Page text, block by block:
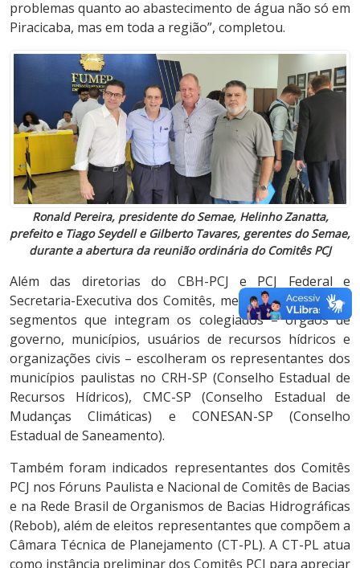
problemas quanto ao abastecimento de água não só em
Piracicaba, mas em toda a região”, completou.
Ronald Pereira, presidente do Semae, Helinho Zanatta,
prefeito e Tiago Seydell e Gilberto Tavares, gerentes do Semae,
durante a abertura da reunião ordinária do Comitês PCJ
Além das diretorias do CBH-PCJ e PCJ Federal e
Secretaria-Executiva dos Comitês, membros dos quatro
segmentos que integram os colegiados – órgãos de
governo, municípios, usuários de recursos hídricos e
organizações civis – escolheram os representantes dos
municípios paulistas no CRH-SP (Conselho Estadual de
Recursos Hídricos), CMC-SP (Conselho Estadual de
Mudanças Climáticas) e CONESAN-SP (Conselho
Estadual de Saneamento).
Também foram indicados representantes dos Comitês
PCJ nos Fóruns Paulista e Nacional de Comitês de Bacias
e na Rede Brasil de Organismos de Bacias Hidrográficas
(Rebob), além de eleitos representantes que compõem a
Câmara Técnica de Planejamento (CT-PL). A CT-PL atua
como instância preliminar dos Comitês PCJ para apreciar